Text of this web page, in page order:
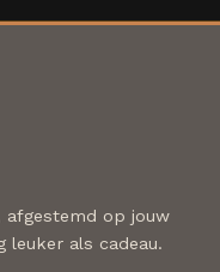
afgestemd op jouw
leuker als cadeau.